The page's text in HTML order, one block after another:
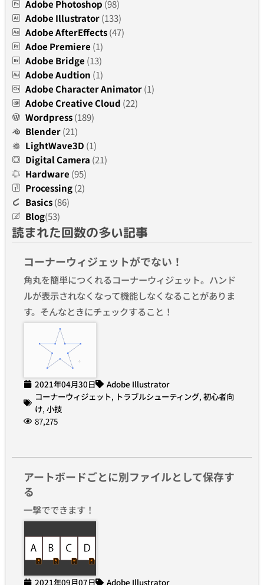
Adobe Photoshop (98)
Adobe Illustrator(133)
Adobe AfterEffects(47)
Adoe Premiere (1)
Adobe Bridge (13)
Adobe Audtion (1)
Adobe Character Animator(1)
Adobe Creative Cloud (22)
Wordpress(189)
Blender(21)
LightWave3D (1)
Digital Camera (21)
Hardware (95)
Processing(2)
Basics(86)
Blog(53)
読まれた回数の多い記事
コーナーウィジェットがでない！
角丸を簡単につくれるコーナーウィジェット。ハンド
ルが表示されなくなって機能しなくなることがありま
す。そんなときにチェックすること！
2021年04月30日
Adobe Illustrator
コーナーウィジェット, トラブルシューティング, 初心者向
け, 小技
87,275
アートボードごとに別ファイルとして保存す
る
一撃でできます！
2021年09月07日
Adobe Illustrator